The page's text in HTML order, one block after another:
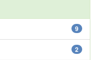
9
2